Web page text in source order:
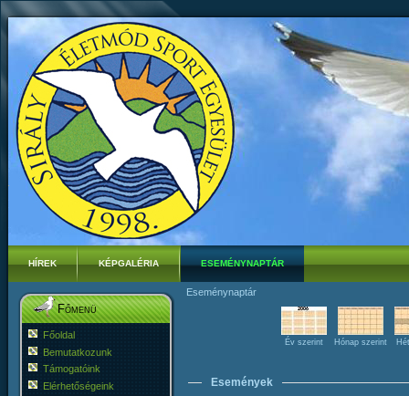
HÍREK KÉPGALÉRIA ESEMÉNYNAPTÁR
Főmenü
Főoldal
Bemutatkozunk
Támogatóink
Elérhetőségeink
Eseménynaptár
Év szerint Hónap szerint
Események